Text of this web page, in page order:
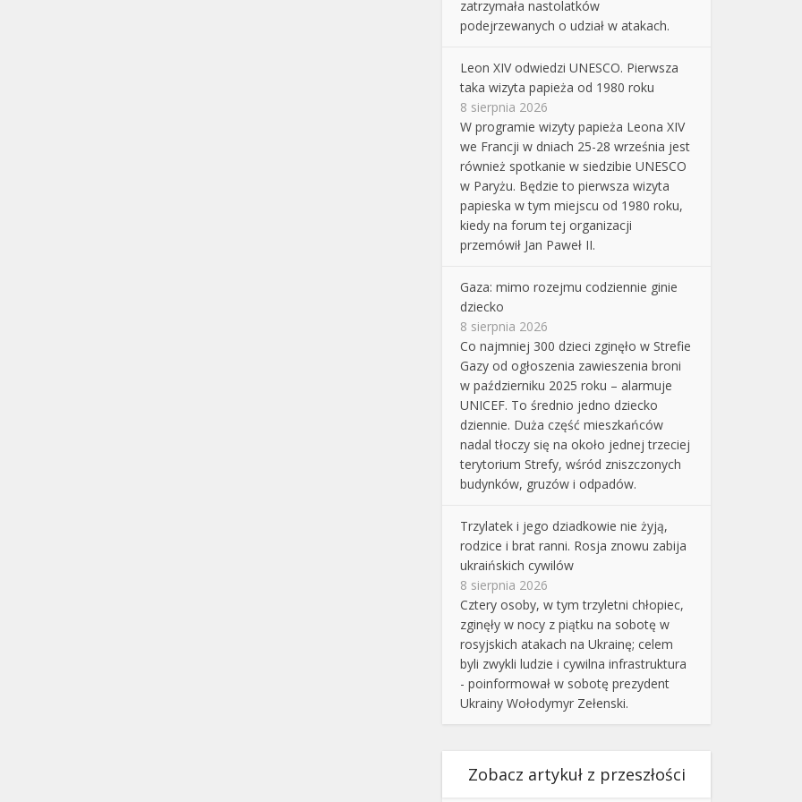
zatrzymała nastolatków
podejrzewanych o udział w atakach.
Leon XIV odwiedzi UNESCO. Pierwsza
taka wizyta papieża od 1980 roku
8 sierpnia 2026
W programie wizyty papieża Leona XIV
we Francji w dniach 25-28 września jest
również spotkanie w siedzibie UNESCO
w Paryżu. Będzie to pierwsza wizyta
papieska w tym miejscu od 1980 roku,
kiedy na forum tej organizacji
przemówił Jan Paweł II.
Gaza: mimo rozejmu codziennie ginie
dziecko
8 sierpnia 2026
Co najmniej 300 dzieci zginęło w Strefie
Gazy od ogłoszenia zawieszenia broni
w październiku 2025 roku – alarmuje
UNICEF. To średnio jedno dziecko
dziennie. Duża część mieszkańców
nadal tłoczy się na około jednej trzeciej
terytorium Strefy, wśród zniszczonych
budynków, gruzów i odpadów.
Trzylatek i jego dziadkowie nie żyją,
rodzice i brat ranni. Rosja znowu zabija
ukraińskich cywilów
8 sierpnia 2026
Cztery osoby, w tym trzyletni chłopiec,
zginęły w nocy z piątku na sobotę w
rosyjskich atakach na Ukrainę; celem
byli zwykli ludzie i cywilna infrastruktura
- poinformował w sobotę prezydent
Ukrainy Wołodymyr Zełenski.
Zobacz artykuł z przeszłości